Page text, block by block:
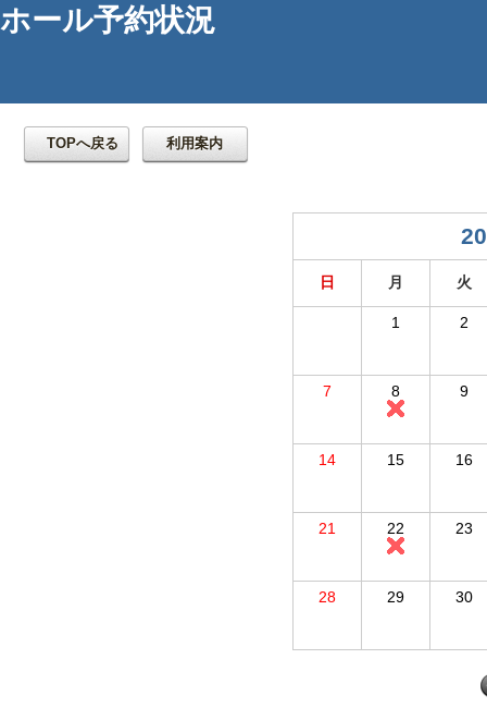
ホール予約状況
TOPへ戻る 利用案内
日 月 火
1 2
7 8 9
14 15 16
21 22 23
28 29 30